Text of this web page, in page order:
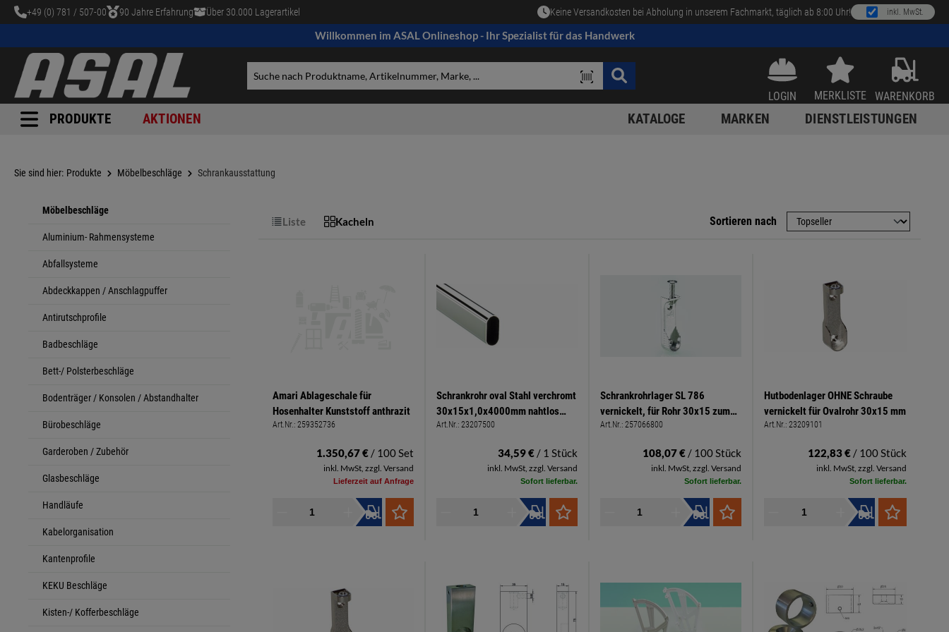
springen
+49 (0) 781 / 507-00 90 Jahre Erfahrung Über 30.000 Lagerartikel Keine Versandkosten bei Abholung in unserem Fachmarkt, täglich ab 8:00 Uhr! inkl. MwSt.
Willkommen im ASAL Onlineshop - Ihr Spezialist für das Handwerk
LOGIN MERKLISTE WARENKORB
PRODUKTE AKTIONEN KATALOGE MARKEN DIENSTLEISTUNGEN
Sie sind hier: Produkte Möbelbeschläge Schrankausstattung
Möbelbeschläge
Aluminium- Rahmensysteme
Abfallsysteme
Abdeckkappen / Anschlagpuffer
Antirutschprofile
Badbeschläge
Bett-/ Polsterbeschläge
Bodenträger / Konsolen / Abstandhalter
Bürobeschläge
Garderoben / Zubehör
Glasbeschläge
Handläufe
Kabelorganisation
Kantenprofile
KEKU Beschläge
Kisten-/ Kofferbeschläge
Liste Kacheln Sortieren nach
Amari Ablageschale für
Hosenhalter Kunststoff anthrazit
Art.Nr.: 259352736
1.350,67 € / 100 Set
inkl. MwSt, zzgl. Versand
Lieferzeit auf Anfrage
Schrankrohr oval Stahl verchromt
30x15x1,0x4000mm nahtlos
(nur in Lagerlänge 4,0 m
Art.Nr.: 23207500
34,59 € / 1 Stück
inkl. MwSt, zzgl. Versand
Sofort lieferbar.
Schrankrohrlager SL 786
vernickelt, für Rohr 30x15 zum
Anschrauben unter 19mm
Art.Nr.: 257066800
108,07 € / 100 Stück
inkl. MwSt, zzgl. Versand
Sofort lieferbar.
Hutbodenlager OHNE Schraube
vernickelt für Ovalrohr 30x15 mm
Art.Nr.: 23209101
122,83 € / 100 Stück
inkl. MwSt, zzgl. Versand
Sofort lieferbar.